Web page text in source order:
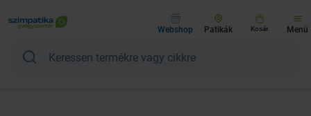
Webshop Patikák Kosár Menü